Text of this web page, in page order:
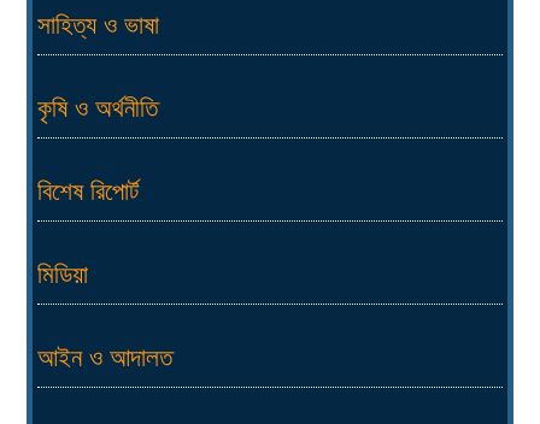
সাহিত্য ও ভাষা
কৃষি ও অর্থনীতি
বিশেষ রিপোর্ট
মিডিয়া
আইন ও আদালত